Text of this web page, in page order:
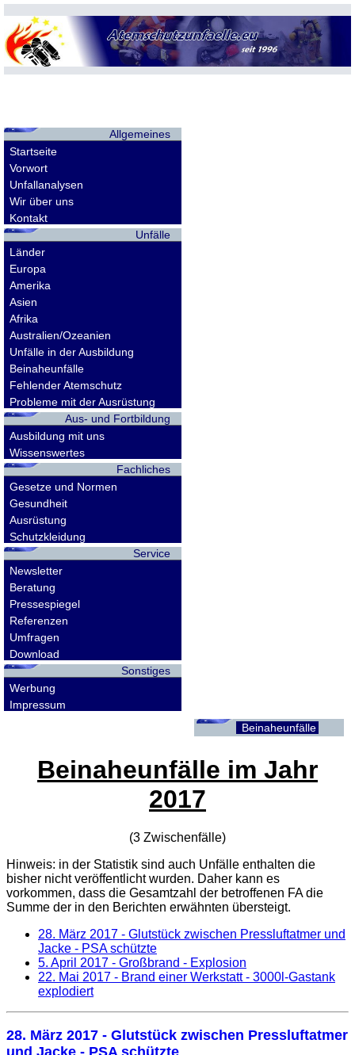
Allgemeines
Startseite
Vorwort
Unfallanalysen
Wir über uns
Kontakt
Unfälle
Länder
Europa
Amerika
Asien
Afrika
Australien/Ozeanien
Unfälle in der Ausbildung
Beinaheunfälle
Fehlender Atemschutz
Probleme mit der Ausrüstung
Aus- und Fortbildung
Ausbildung mit uns
Wissenswertes
Fachliches
Gesetze und Normen
Gesundheit
Ausrüstung
Schutzkleidung
Service
Newsletter
Beratung
Pressespiegel
Referenzen
Umfragen
Download
Sonstiges
Werbung
Impressum
Beinaheunfälle
Beinaheunfälle im Jahr
2017
(3 Zwischenfälle)
Hinweis: in der Statistik sind auch Unfälle enthalten die
bisher nicht veröffentlicht wurden. Daher kann es
vorkommen, dass die Gesamtzahl der betroffenen FAdie
Summe der in den Berichten erwähnten übersteigt.
28. März 2017 - Glutstück zwischen Pressluftatmer und
Jacke - PSA schützte
5. April 2017 - Großbrand - Explosion
22. Mai 2017 - Brand einer Werkstatt - 3000l-Gastank
explodiert
28. März 2017 - Glutstück zwischen Pressluftatmer